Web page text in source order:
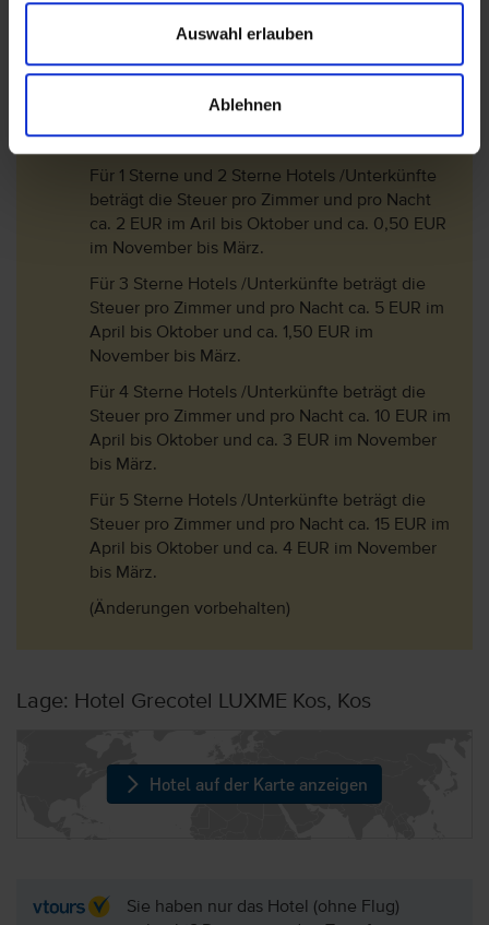
Auswahl erlauben
Ablehnen
wird. Seit dem 01.01.2024 fungiert diese Steuer
als sogenannte Abgabe zur Klimaresilienz.
Klassifizierung (Landeskategorie) des Hotels
und dem Aufenthaltszeitraum:
Für 1 Sterne und 2 Sterne Hotels /Unterkünfte
beträgt die Steuer pro Zimmer und pro Nacht
ca. 2 EUR im Aril bis Oktober und ca. 0,50 EUR
im November bis März.
Für 3 Sterne Hotels /Unterkünfte beträgt die
Steuer pro Zimmer und pro Nacht ca. 5 EUR im
April bis Oktober und ca. 1,50 EUR im
November bis März.
Für 4 Sterne Hotels /Unterkünfte beträgt die
Steuer pro Zimmer und pro Nacht ca. 10 EUR im
April bis Oktober und ca. 3 EUR im November
bis März.
Für 5 Sterne Hotels /Unterkünfte beträgt die
Steuer pro Zimmer und pro Nacht ca. 15 EUR im
April bis Oktober und ca. 4 EUR im November
bis März.
(Änderungen vorbehalten)
Lage: Hotel Grecotel LUXME Kos, Kos
Hotel auf der Karte anzeigen
Sie haben nur das Hotel (ohne Flug)